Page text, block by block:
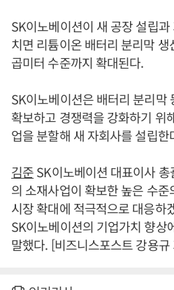
SK이노베이션이 새 공장 설립
치면 리튬이온 배터리 분리막
곱미터 수준까지 확대된다.
SK이노베이션은 배터리 분리막
확보하고 경쟁력을 강화하기 위
업을 분할해 새 자회사를 설립한
김준SK이노베이션 대표이사
의 소재사업이 확보한 높은 수
시장 확대에 적극적으로 대응하
SK이노베이션의 기업가치 향상
말했다. [비즈니스포스트 강용규